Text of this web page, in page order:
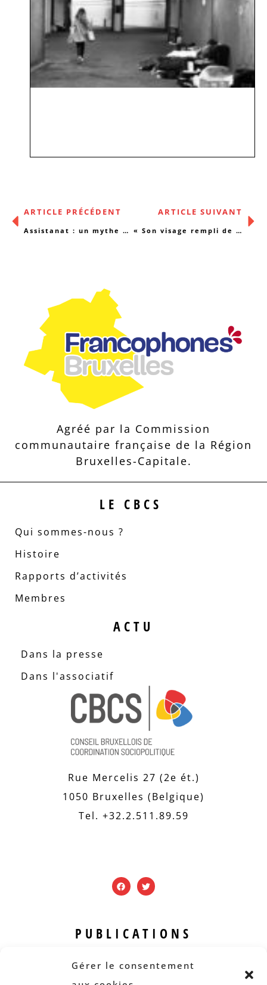
Gérer le consentement
ARTICLE PRÉCÉDENT
Assistanat : un mythe qui ronge la solidarité
ARTICLE SUIVANT
« Son visage rempli de vie… »
Agréé par la Commission
communautaire française de la Région
Bruxelles-Capitale.
LE CBCS
Qui sommes-nous ?
Histoire
Rapports d’activités
Membres
ACTU
Dans la presse
Dans l'associatif
Rue Mercelis 27 (2e ét.)
1050 Bruxelles (Belgique)
Tel. +32.2.511.89.59
PUBLICATIONS
Revue B.I.S.